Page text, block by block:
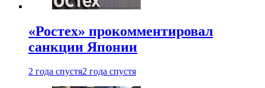
«Ростех» прокомментировал
санкции Японии
2 года спустя2 года спустя